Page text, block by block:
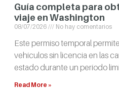
Guía completa para
viaje en Washington
08/07/2026 No hay comentarios
Este permiso temporal
vehículos sin licencia en las
estado durante un período
Read More »